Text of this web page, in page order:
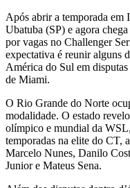
Após abrir a temporada
Ubatuba (SP) e agora
por vagas no Challenger
expectativa é reunir alguns
América do Sul em
de Miami.
O Rio Grande do Norte
modalidade. O estado
olímpico e mundial da
temporadas na elite do CT,
Marcelo Nunes, Danilo
Junior e Mateus Sena.